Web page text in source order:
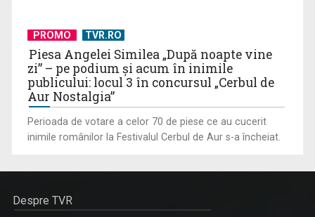
PROMO TVR.RO
Piesa Angelei Similea „După noapte vine
zi” – pe podium şi acum în inimile
publicului: locul 3 în concursul „Cerbul de
Aur Nostalgia”
Perioada de votare a celor 70 de piese ce au cucerit
inimile românilor la Festivalul Cerbul de Aur s-a încheiat.
Despre TVR